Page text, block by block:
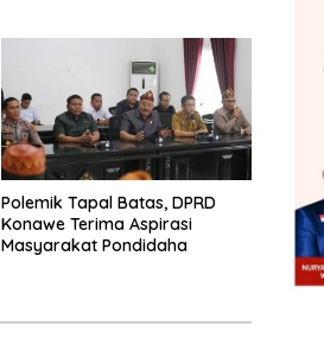
Polemik Tapal Batas, DPRD
Konawe Terima Aspirasi
Masyarakat Pondidaha